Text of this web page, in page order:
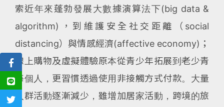
索近年來蓬勃發展大數據演算法下(big data &
algorithm)，到維護安全社交距離（social
distancing）與情感經濟(affective economy)；
線上購物及虛擬體驗原本從青少年拓展到老少青
每個人，更習慣透過使用非接觸方式付款。大量
人群活動逐漸減少，雖增加居家活動，跨境的旅